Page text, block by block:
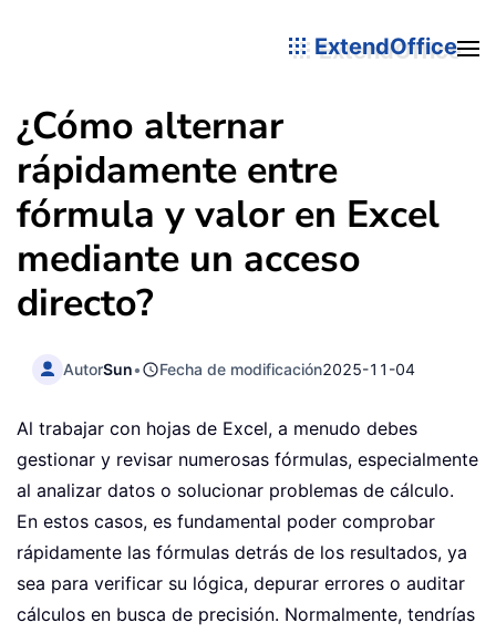
ExtendOffice
¿Cómo alternar
rápidamente entre
fórmula y valor en Excel
mediante un acceso
directo?
AutorSun• Fecha de modificación2025-11-04
Al trabajar con hojas de Excel, a menudo debes
gestionar y revisar numerosas fórmulas, especialmente
al analizar datos o solucionar problemas de cálculo.
En estos casos, es fundamental poder comprobar
rápidamente las fórmulas detrás de los resultados, ya
sea para verificar su lógica, depurar errores o auditar
cálculos en busca de precisión. Normalmente, tendrías